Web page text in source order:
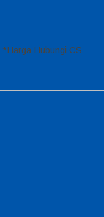
*Harga Hubungi CS